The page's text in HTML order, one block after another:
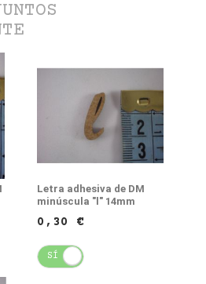
Letra adhesiva de DM
minúscula "l" 14mm
0,30 €
SÍ